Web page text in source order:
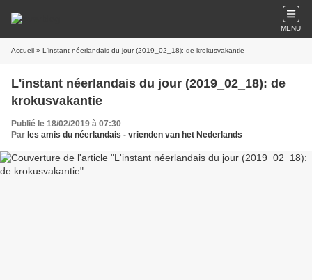
MENU
Accueil » L'instant néerlandais du jour (2019_02_18): de krokusvakantie
L'instant néerlandais du jour (2019_02_18): de
krokusvakantie
Publié le 18/02/2019 à 07:30
Par les amis du néerlandais - vrienden van het Nederlands